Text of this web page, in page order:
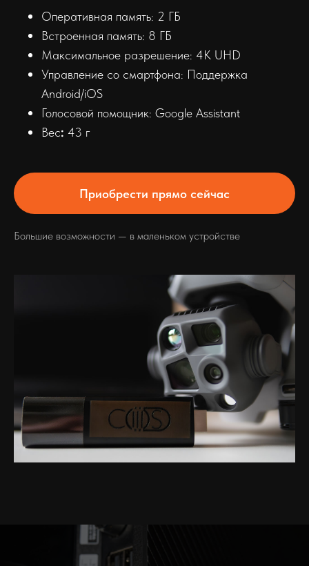
Оперативная память: 2 ГБ
Встроенная память: 8 ГБ
Максимальное разрешение: 4К UHD
Управление со смартфона: Поддержка
Android/iOS
Голосовой помощник: Google Assistant
Вес: 43 г
Приобрести прямо сейчас
Большие возможности — в маленьком устройстве